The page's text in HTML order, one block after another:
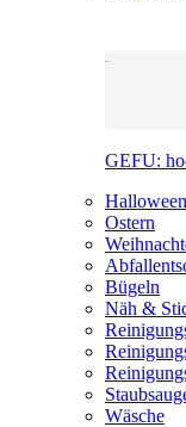
GEFU:
Halloween
Ostern
Bügeln
Näh &
Wäsche